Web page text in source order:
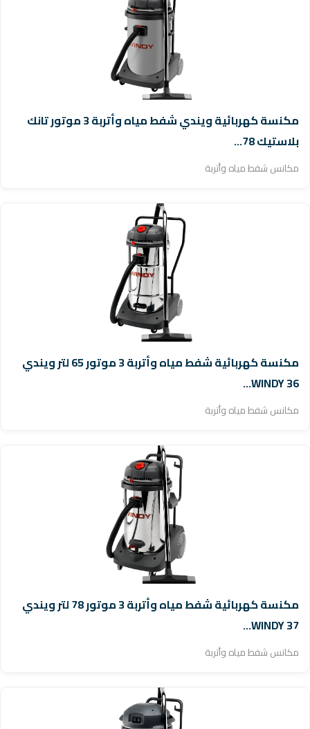
مكنسة كهربائية ويندي شفط مياه وأتربة 3 موتور تانك
بلاستيك 78...
مكانس شفط مياه وأتربة
مكنسة كهربائية شفط مياه وأتربة 3 موتور 65 لتر ويندي
WINDY 36...
مكانس شفط مياه وأتربة
مكنسة كهربائية شفط مياه وأتربة 3 موتور 78 لتر ويندي
WINDY 37...
مكانس شفط مياه وأتربة